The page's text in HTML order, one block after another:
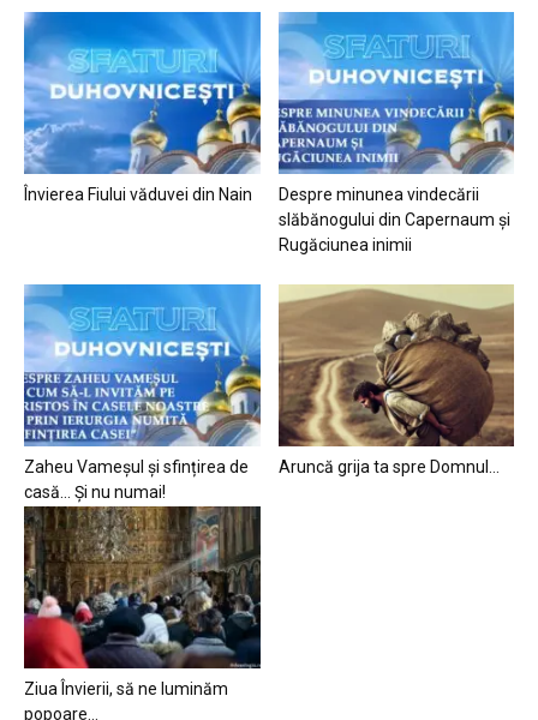
Învierea Fiului văduvei din Nain
Despre minunea vindecării
slăbănogului din Capernaum și
Rugăciunea inimii
Zaheu Vameșul și sfințirea de
casă… Și nu numai!
Aruncă grija ta spre Domnul…
Ziua Învierii, să ne luminăm
popoare…